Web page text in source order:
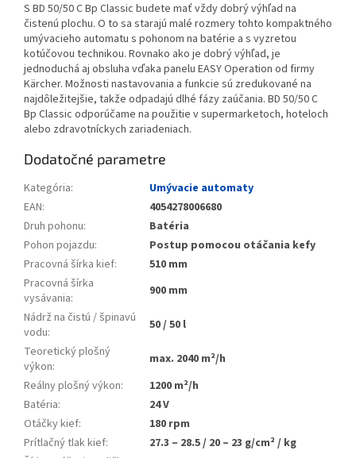
S BD 50/50 C Bp Classic budete mať vždy dobrý výhľad na
čistenú plochu. O to sa starajú malé rozmery tohto kompaktného
umývacieho automatu s pohonom na batérie a s vyzretou
kotúčovou technikou. Rovnako ako je dobrý výhľad, je
jednoduchá aj obsluha vďaka panelu EASY Operation od firmy
Kärcher. Možnosti nastavovania a funkcie sú zredukované na
najdôležitejšie, takže odpadajú dlhé fázy zaúčania. BD 50/50 C
Bp Classic odporúčame na použitie v supermarketoch, hoteloch
alebo zdravotníckych zariadeniach.
Dodatočné parametre
Kategória:
Umývacie automaty
EAN:
4054278006680
Druh pohonu:
Batéria
Pohon pojazdu:
Postup pomocou otáčania kefy
Pracovná šírka kief:
510 mm
Pracovná šírka
vysávania:
900 mm
Nádrž na čistú / špinavú
vodu:
50 / 50 l
Teoretický plošný
výkon:
max. 2040 m²/h
Reálny plošný výkon:
1200 m²/h
Batéria:
24 V
Otáčky kief:
180 rpm
Prítlačný tlak kief:
27.3 – 28.5 / 20 – 23 g/cm² / kg